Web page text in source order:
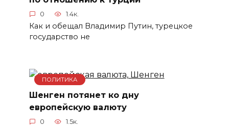
0 1.4к.
Как и обещал Владимир Путин, турецкое
государство не
ПОЛИТИКА
Шенген потянет ко дну
европейскую валюту
0 1.5к.